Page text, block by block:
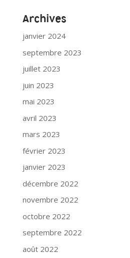
Archives
janvier 2024
septembre 2023
juillet 2023
juin 2023
mai 2023
avril 2023
mars 2023
février 2023
janvier 2023
décembre 2022
novembre 2022
octobre 2022
septembre 2022
août 2022